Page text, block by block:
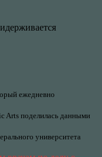
ежедневно
Arts поделилась данными
университета